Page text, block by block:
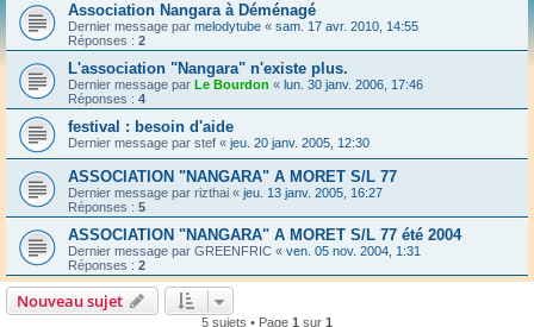
Association Nangara à Déménagé
Dernier message par melodytube « sam. 17 avr. 2010, 14:55
Réponses : 2
L'association "Nangara" n'existe plus.
Dernier message par Le Bourdon « lun. 30 janv. 2006, 17:46
Réponses : 4
festival : besoin d'aide
Dernier message par stef « jeu. 20 janv. 2005, 12:30
ASSOCIATION "NANGARA" A MORET S/L 77
Dernier message par rizthai « jeu. 13 janv. 2005, 16:27
Réponses : 5
ASSOCIATION "NANGARA" A MORET S/L 77 été 2004
Dernier message par GREENFRIC « ven. 05 nov. 2004, 1:31
Réponses : 2
Nouveau sujet
5 sujets • Page 1 sur 1